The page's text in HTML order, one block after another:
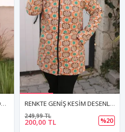
RENKTE BÜYÜK BEDEN TAŞ DETAY SİYAH CEKET RENKTE GENİŞ KESİM DESENLİ UZUN POLAR CEKET
200,00 TL
249,99 TL
%20